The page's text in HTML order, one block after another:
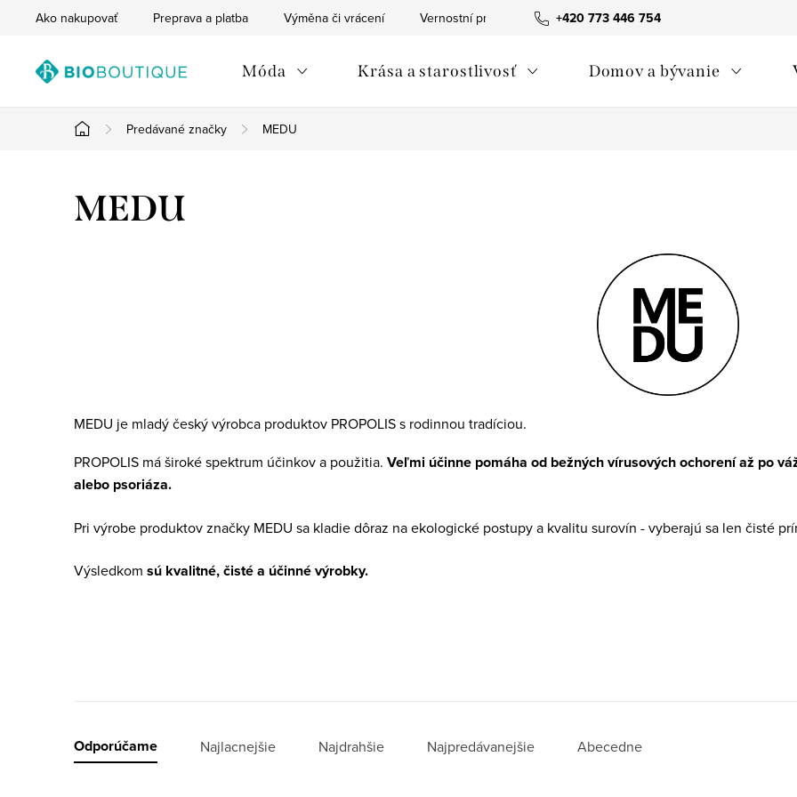
+420 773 446 754
Ako nakupovať Preprava a platba Výměna či vrácení Vernostní program Tabuľka veľkostí The Spirit of OM
Móda Krása a starostlivosť Domov a bývanie
Domov
Predávané značky MEDU
MEDU
MEDU je mladý český výrobca produktov PROPOLIS s rodinnou tradíciou.
PROPOLIS má široké spektrum účinkov a použitia. Veľmi účinne pomáha od bežných vírusových ochorení až po
alebo psoriáza.
Pri výrobe produktov značky MEDU sa kladie dôraz na ekologické postupy a kvalitu surovín - vyberajú sa len čisté
Výsledkom sú kvalitné, čisté a účinné výrobky.
R
Odporúčame Najlacnejšie Najdrahšie Najpredávanejšie Abecedne